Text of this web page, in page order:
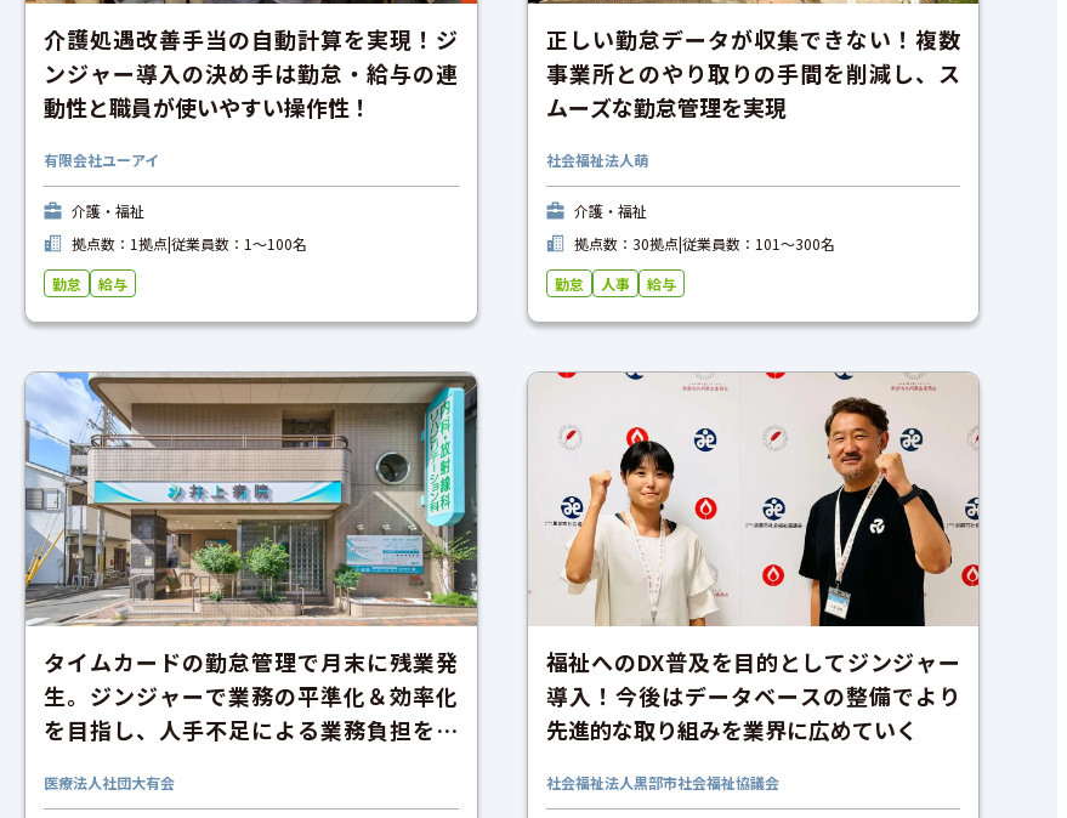
介護処遇改善手当の自動計算を実現！ジ
ンジャー導入の決め手は勤怠・給与の連
動性と職員が使いやすい操作性！
有限会社ユーアイ
介護・福祉
拠点数：1拠点|従業員数：1〜100名
勤怠
給与
正しい勤怠データが収集できない！複数
事業所とのやり取りの手間を削減し、ス
ムーズな勤怠管理を実現
社会福祉法人萌
介護・福祉
拠点数：30拠点|従業員数：101〜300名
勤怠
人事 給与
タイムカードの勤怠管理で月末に残業発
生。ジンジャーで業務の平準化＆効率化
を目指し、人手不足による業務負担を解
医療法人社団大有会
福祉へのDX普及を目的としてジンジャー
導入！今後はデータベースの整備でより
先進的な取り組みを業界に広めていく
社会福祉法人黒部市社会福祉協議会